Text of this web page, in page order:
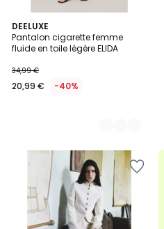
DEELUXE
Pantalon cigarette femme
fluide en toile légère ELIDA
34,99 €
20,99 € -40%
3
Couleurs